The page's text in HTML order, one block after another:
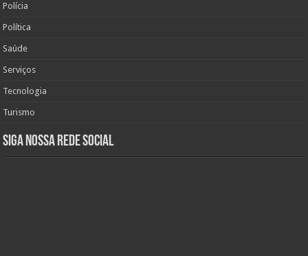
Polícia
Política
Saúde
Serviços
Tecnologia
Turismo
Siga nossa rede social